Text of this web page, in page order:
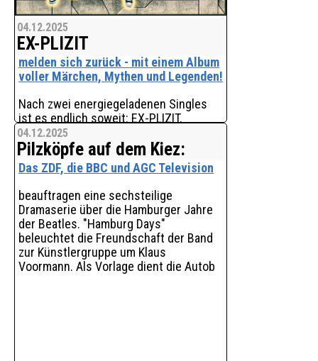
04.12.2025
EX-PLIZIT
melden sich zurück - mit einem Album
voller Märchen, Mythen und Legenden!
Nach zwei energiegeladenen Singles
ist es endlich soweit: EX-PLIZIT,
Powerfünfer aus dem Rhein-Neckar-
Kreis, veröffentlicht sein brandneues
Album "Märchen, Mythen und
Legenden" beim Kultlabel 7hard
04.12.2025
Pilzköpfe auf dem Kiez:
Das ZDF, die BBC und AGC Television
beauftragen eine sechsteilige
Dramaserie über die Hamburger Jahre
der Beatles. "Hamburg Days"
beleuchtet die Freundschaft der Band
zur Künstler­gruppe um Klaus
Voormann. Als Vorlage dient die Autob